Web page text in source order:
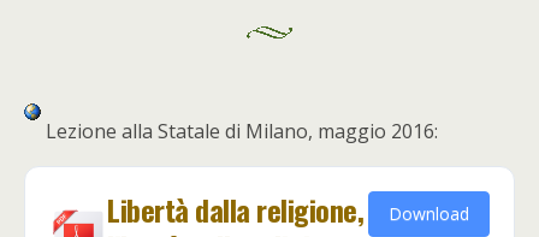
Lezione alla Statale di Milano, maggio 2016:
Libertà dalla religione,
Download